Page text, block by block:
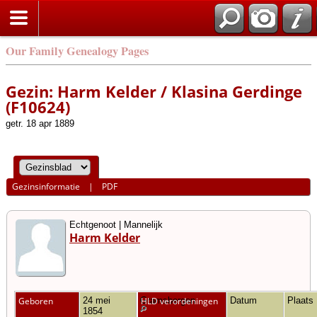
Our Family Genealogy Pages
Gezin: Harm Kelder / Klasina Gerdinge
(F10624)
getr. 18 apr 1889
Gezinsinformatie | PDF
Echtgenoot | Mannelijk
Harm Kelder
Geboren
24 mei
1854
Gramsbergen
HLD verordeningen Datum Plaats